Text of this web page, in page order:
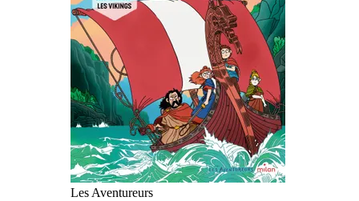
Les Aventureurs